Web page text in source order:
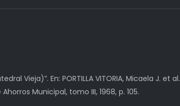
Vieja)”. En: PORTILLA VITORIA, Micaela J. et al.
Municipal, tomo III, 1968, p. 105.